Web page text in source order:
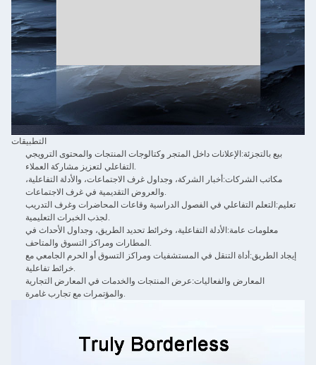
التطبيقات
بيع بالتجزئة: الإعلانات داخل المتجر وكتالوجات المنتجات والمحتوى الترويجي
التفاعلي لتعزيز مشاركة العملاء.
مكاتب الشركات: أخبار الشركة، وجداول غرف الاجتماعات، والأدلة التفاعلية،
والعروض التقديمية في غرف الاجتماعات.
تعليم: التعلم التفاعلي في الفصول الدراسية وقاعات المحاضرات وغرف التدريب
لجذب الخبرات التعليمية.
معلومات عامة: الأدلة التفاعلية، وخرائط تحديد الطريق، وجداول الأحداث في
المطارات ومراكز التسوق والمتاحف.
إيجاد الطريق: أداة التنقل في المستشفيات ومراكز التسوق أو الحرم الجامعي مع
خرائط تفاعلية.
المعارض والفعاليات:عرض المنتجات والخدمات في المعارض التجارية
والمؤتمرات مع تجارب غامرة.